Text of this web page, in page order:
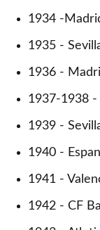
1934 -
1935 -
1936 -
1937-1938 -
1939 -
1940 -
1941 -
1942 - CF